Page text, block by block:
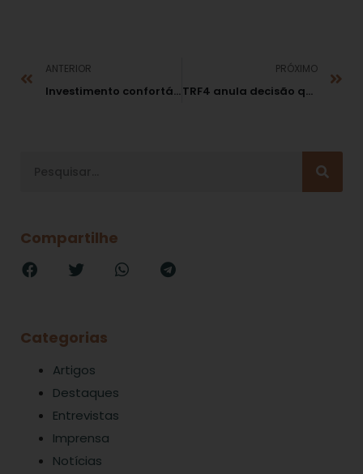
ANTERIOR
Investimento confortável
PRÓXIMO
TRF4 anula decisão que recebeu Ação de Improbidade contra a Ex-Governadora Yeda Crusius
Compartilhe
Categorias
Artigos
Destaques
Entrevistas
Imprensa
Notícias